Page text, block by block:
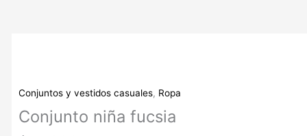
Conjuntos y vestidos casuales, Ropa
Conjunto niña fucsia
cantidad